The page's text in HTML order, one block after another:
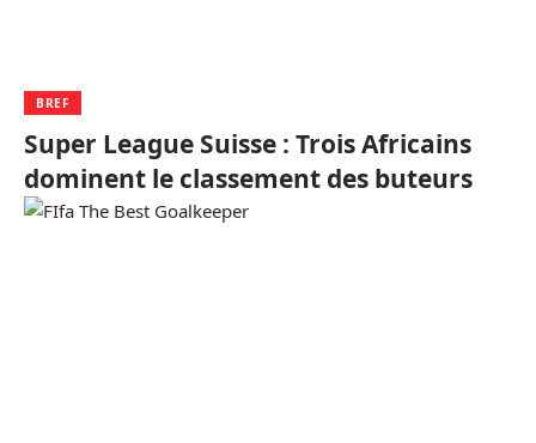
BREF
Super League Suisse : Trois Africains
dominent le classement des buteurs